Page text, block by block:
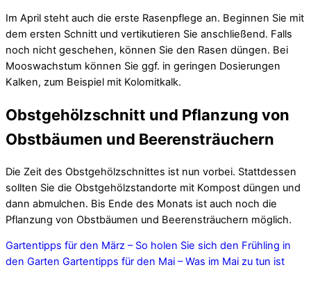
Im April steht auch die erste Rasenpflege an. Beginnen Sie mit
dem ersten Schnitt und vertikutieren Sie anschließend. Falls
noch nicht geschehen, können Sie den Rasen düngen. Bei
Mooswachstum können Sie ggf. in geringen Dosierungen
Kalken, zum Beispiel mit Kolomitkalk.
Obstgehölzschnitt und Pflanzung von
Obstbäumen und Beerensträuchern
Die Zeit des Obstgehölzschnittes ist nun vorbei. Stattdessen
sollten Sie die Obstgehölzstandorte mit Kompost düngen und
dann abmulchen. Bis Ende des Monats ist auch noch die
Pflanzung von Obstbäumen und Beerensträuchern möglich.
Gartentipps für den März – So holen Sie sich den Frühling in
den Garten Gartentipps für den Mai – Was im Mai zu tun ist